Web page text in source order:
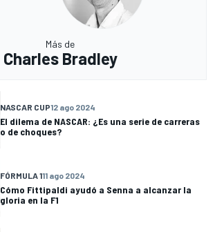
Más de
Charles Bradley
NASCAR CUP12 ago 2024
El dilema de NASCAR: ¿Es una serie de carreras
o de choques?
FÓRMULA 111 ago 2024
Cómo Fittipaldi ayudó a Senna a alcanzar la
gloria en la F1